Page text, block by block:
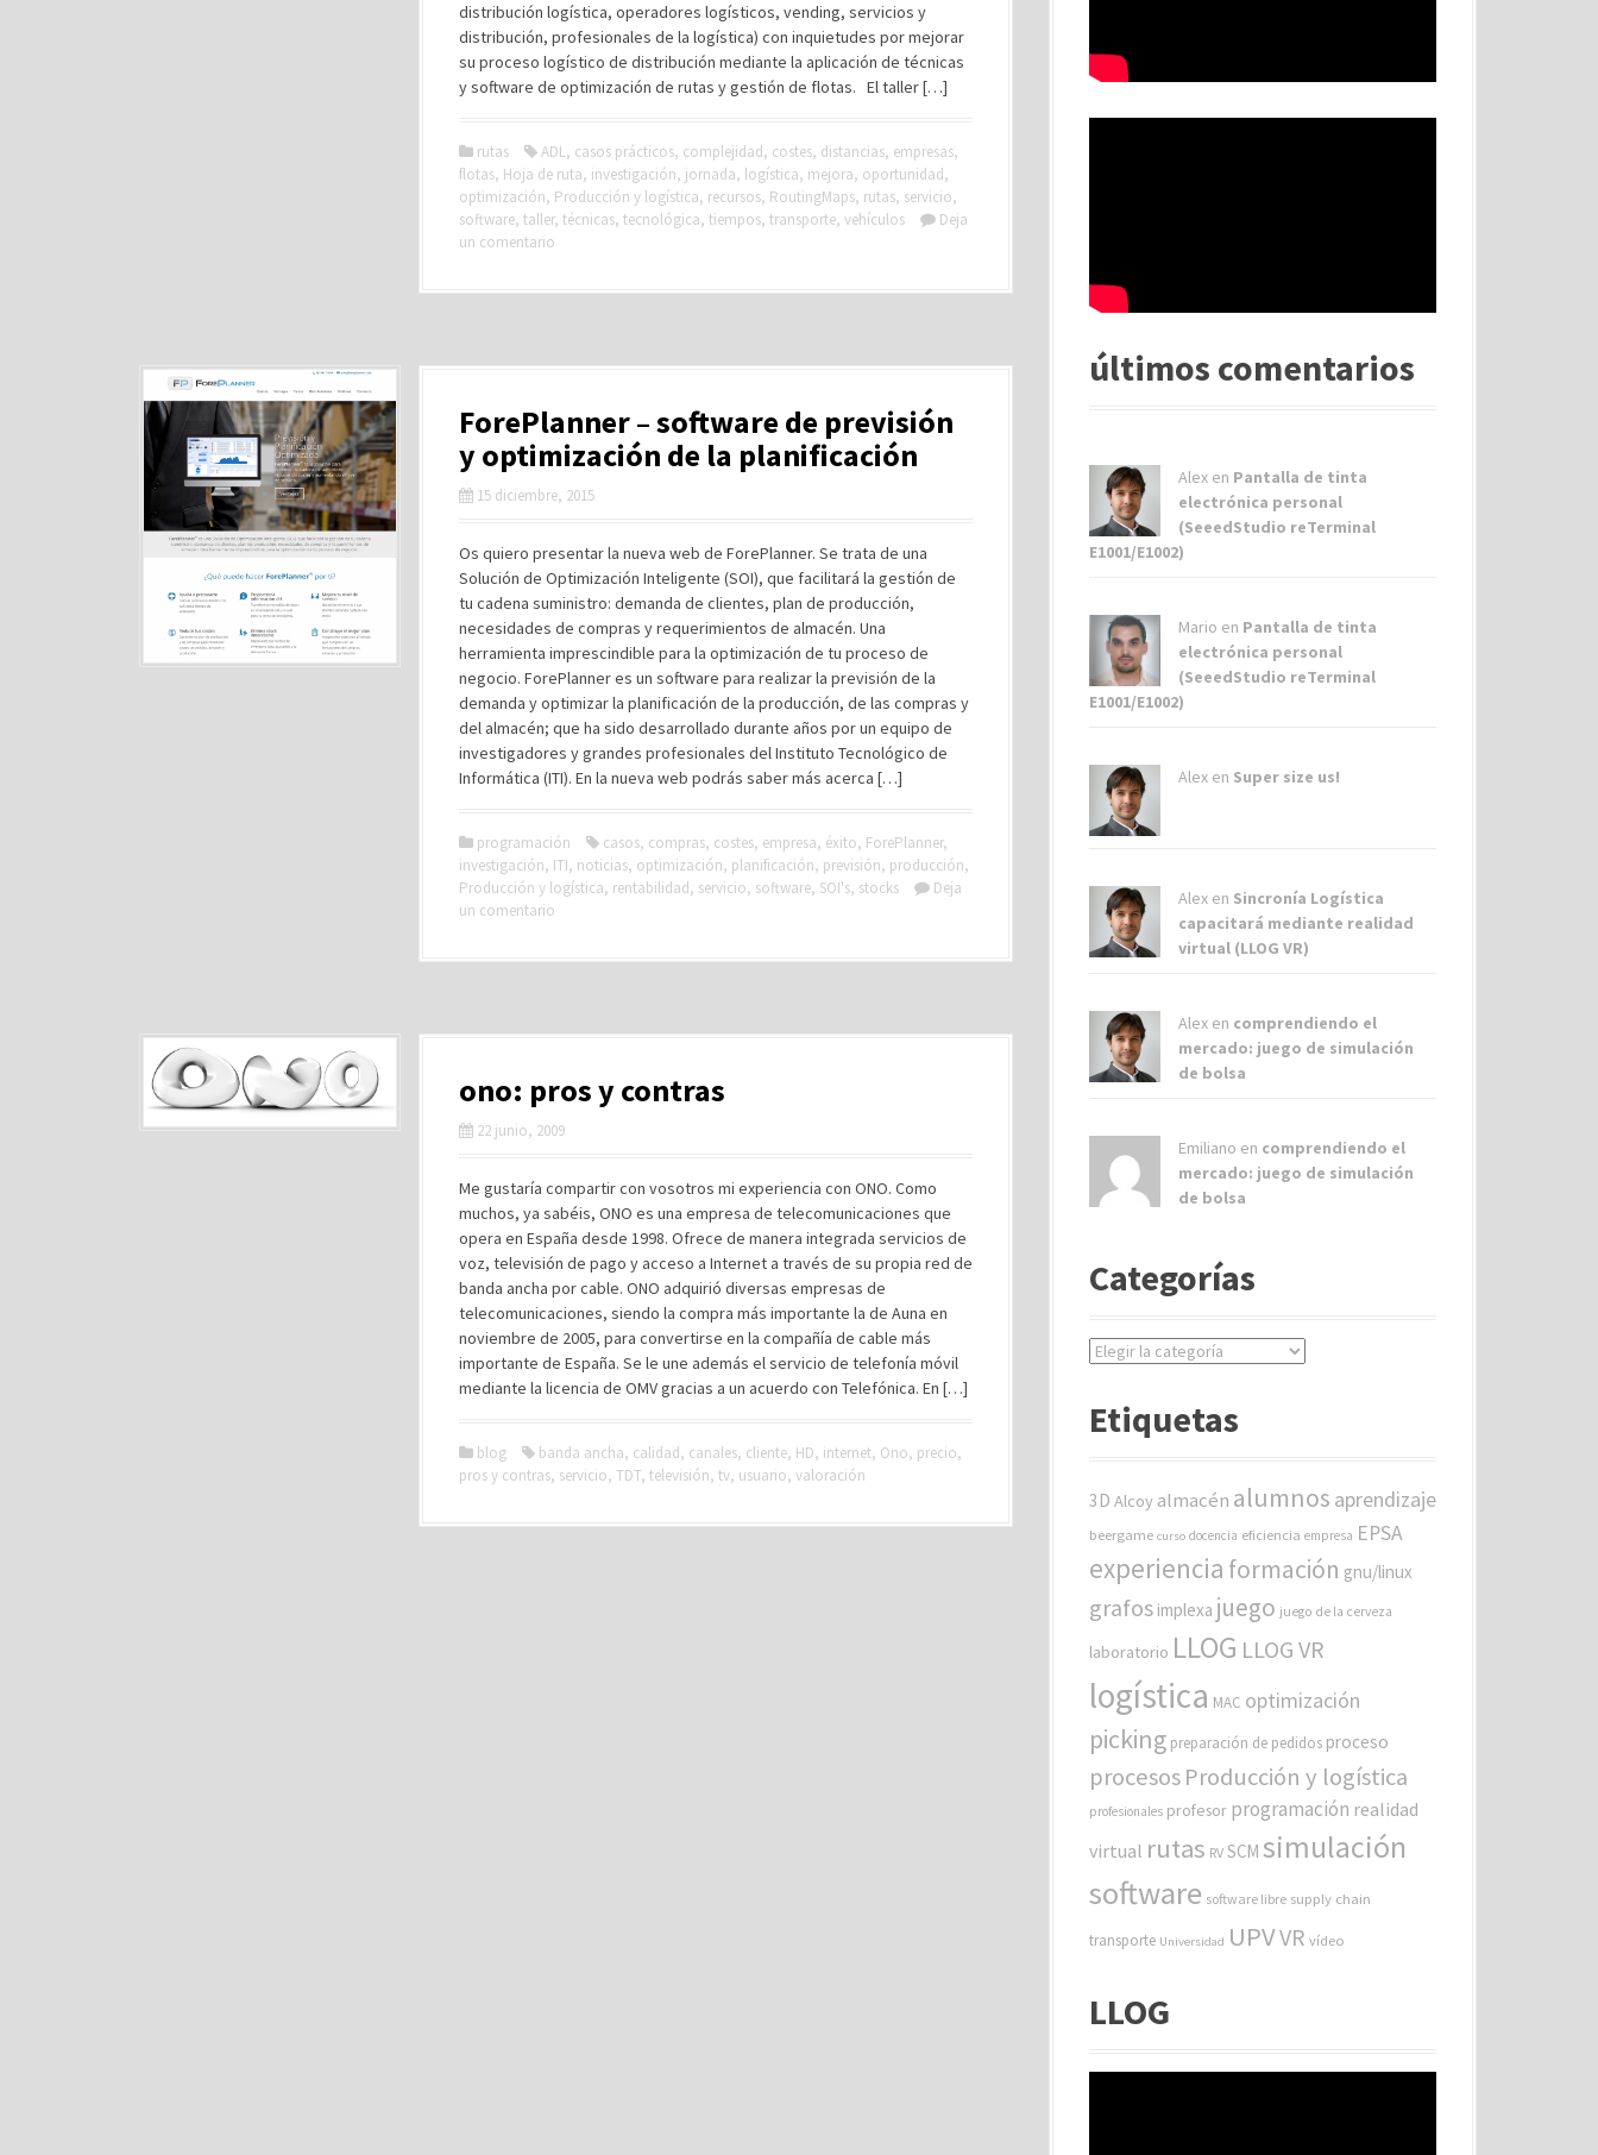
distribución logística, operadores logísticos, vending, servicios y
distribución, profesionales de la logística) con inquietudes por mejorar
su proceso logístico de distribución mediante la aplicación de técnicas
y software de optimización de rutas y gestión de flotas. El taller […]
rutas ADL, casos prácticos, complejidad, costes, distancias, empresas,
flotas, Hoja de ruta, investigación, jornada, logística, mejora, oportunidad,
optimización, Producción y logística, recursos, RoutingMaps, rutas, servicio,
software, taller, técnicas, tecnológica, tiempos, transporte, vehículos
Deja
un comentario
ForePlanner – software de previsión
y optimización de la planificación
15 diciembre, 2015
Os quiero presentar la nueva web de ForePlanner. Se trata de una
Solución de Optimización Inteligente (SOI), que facilitará la gestión de
tu cadena suministro: demanda de clientes, plan de producción,
necesidades de compras y requerimientos de almacén. Una
herramienta imprescindible para la optimización de tu proceso de
negocio. ForePlanner es un software para realizar la previsión de la
demanda y optimizar la planificación de la producción, de las compras y
del almacén; que ha sido desarrollado durante años por un equipo de
investigadores y grandes profesionales del Instituto Tecnológico de
Informática (ITI). En la nueva web podrás saber más acerca […]
programación casos, compras, costes, empresa, éxito, ForePlanner,
investigación, ITI, noticias, optimización, planificación, previsión, producción,
Producción y logística, rentabilidad, servicio, software, SOI's, stocks
Deja
un comentario
ono: pros y contras
22 junio, 2009
Me gustaría compartir con vosotros mi experiencia con ONO. Como
muchos, ya sabéis, ONO es una empresa de telecomunicaciones que
opera en España desde 1998. Ofrece de manera integrada servicios de
voz, televisión de pago y acceso a Internet a través de su propia red de
banda ancha por cable. ONO adquirió diversas empresas de
telecomunicaciones, siendo la compra más importante la de Auna en
noviembre de 2005, para convertirse en la compañía de cable más
importante de España. Se le une además el servicio de telefonía móvil
mediante la licencia de OMV gracias a un acuerdo con Telefónica. En […]
blog banda ancha, calidad, canales, cliente, HD, internet, Ono, precio,
pros y contras, servicio, TDT, televisión, tv, usuario, valoración
últimos comentarios
Alex en Pantalla de tinta
electrónica personal
(SeeedStudio reTerminal
E1001/E1002)
Mario en Pantalla de tinta
electrónica personal
(SeeedStudio reTerminal
E1001/E1002)
Alex en Super size us!
Alex en Sincronía Logística
capacitará mediante realidad
virtual (LLOG VR)
Alex en comprendiendo el
mercado: juego de simulación
de bolsa
Emiliano en comprendiendo el
mercado: juego de simulación
de bolsa
Categorías
C
e
r
s
Etiquetas
3D Alcoy almacén alumnos aprendizaje
beergame curso docencia eficiencia empresa EPSA
experiencia formación gnu/linux
grafos implexa juego juego de la cerveza
laboratorio LLOG LLOG VR
logística MAC optimización
picking preparación de pedidos proceso
procesosProducción y logística
profesionales profesor programación realidad
virtual rutas RV SCM simulación
software software libre supply chain
transporte Universidad UPVVR vídeo
LLOG